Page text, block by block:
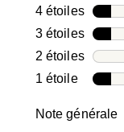
4 étoilesétoiles
3 étoilesétoiles
2 étoilesétoiles
1 étoileétoiles
Note générale